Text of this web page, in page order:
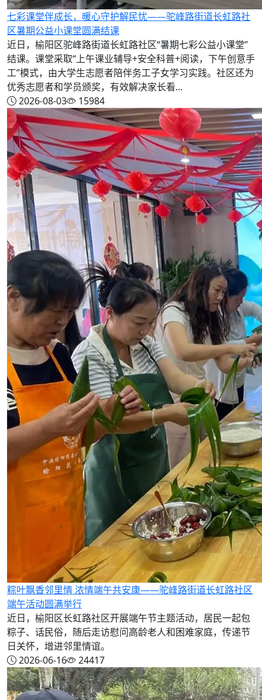
七彩课堂伴成长，暖心守护解民忧——驼峰路街道长虹路社
区暑期公益小课堂圆满结课
近日，榆阳区驼峰路街道长虹路社区“暑期七彩公益小课堂”
结课。课堂采取“上午课业辅导+安全科普+阅读，下午创意手
工”模式，由大学生志愿者陪伴务工子女学习实践。社区还为
优秀志愿者和学员颁奖，有效解决家长看...
2026-08-03
15984
粽叶飘香邻里情 浓情端午共安康——驼峰路街道长虹路社区
端午活动圆满举行
近日，榆阳区长虹路社区开展端午节主题活动，居民一起包
粽子、话民俗，随后走访慰问高龄老人和困难家庭，传递节
日关怀，增进邻里情谊。
2026-06-16
24417